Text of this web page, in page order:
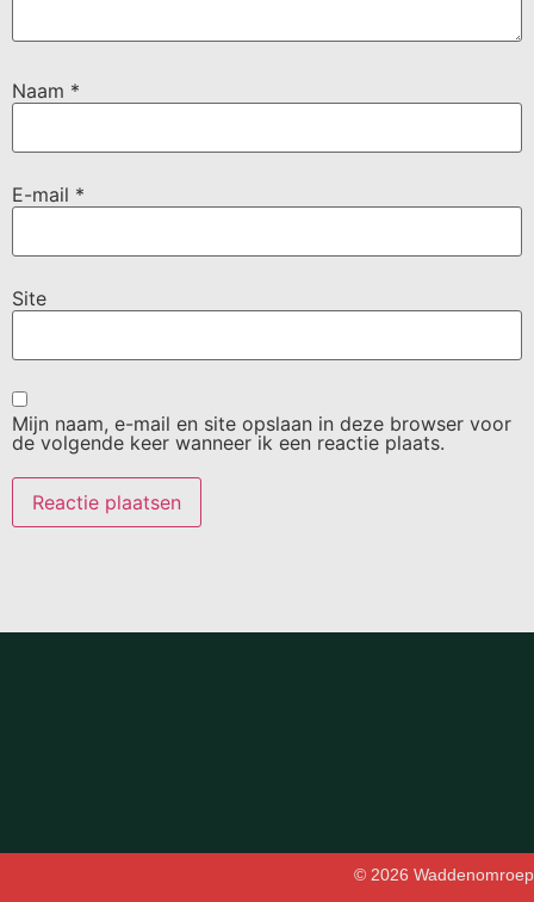
Naam *
E-mail *
Site
Mijn naam, e-mail en site opslaan in deze browser voor
de volgende keer wanneer ik een reactie plaats.
© 2026 Waddenomroep